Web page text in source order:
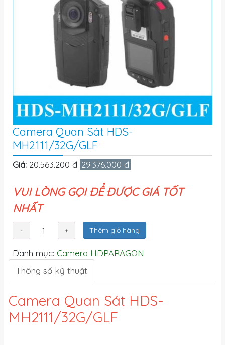
Camera Quan Sát HDS-
MH2111/32G/GLF
Giá: 20.563.200 đ 29.376.000 đ
VUI LÒNG GỌI ĐỂ ĐƯỢC GIÁ TỐT
NHẤT
Thêm giỏ hàng
Danh mục: Camera HDPARAGON
Thông số kỹ thuật
Camera Quan Sát HDS-
MH2111/32G/GLF